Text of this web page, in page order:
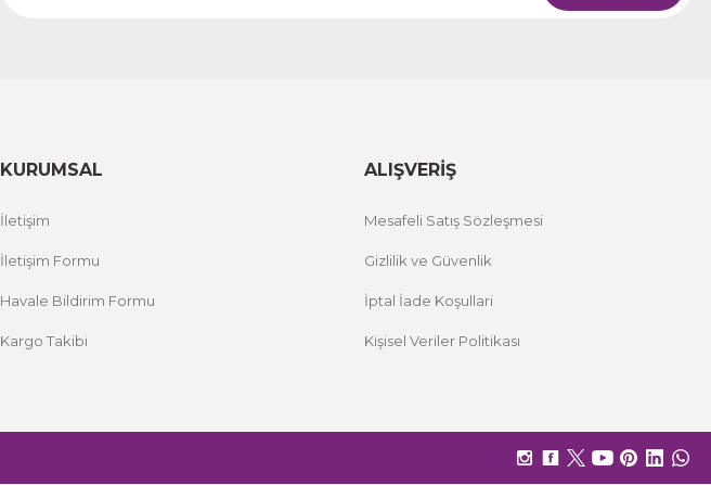
KURUMSAL
İletişim
İletişim Formu
Havale Bildirim Formu
Kargo Takibi
ALIŞVERİŞ
Mesafeli Satış Sözleşmesi
Gizlilik ve Güvenlik
İptal İade Koşullari
Kişisel Veriler Politikası